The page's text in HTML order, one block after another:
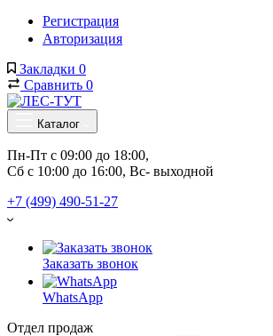
Регистрация
Авторизация
Закладки 0
Сравнить 0
Каталог
Пн-Пт с 09:00 до 18:00,
Сб с 10:00 до 16:00, Вс- выходной
+7 (499) 490-51-27
Заказать звонок
WhatsApp
Отдел продаж